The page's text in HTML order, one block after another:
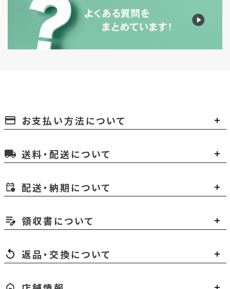
payment お支払い方法について
local_shipping 送料・配送について
配送・納期について
領収書について
返品・交換について